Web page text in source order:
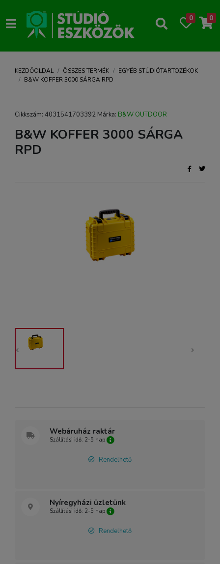
0 0
KEZDŐOLDAL ÖSSZES TERMÉK
EGYÉB STÚDIÓTARTOZÉKOK
B&W KOFFER 3000 SÁRGA RPD
Cikkszám: 4031541703392 Márka: B&W OUTDOOR
B&W KOFFER 3000 SÁRGA
RPD
Webáruház raktár
Szállítási idő: 2-5 nap
Rendelhető
Nyíregyházi üzletünk
Szállítási idő: 2-5 nap
Rendelhető